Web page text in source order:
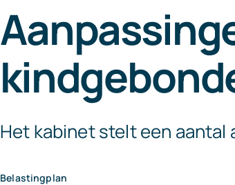
Het kabinet stelt een aantal
Belastingplan